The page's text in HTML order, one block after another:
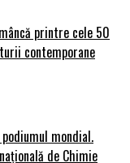
printre cele 50
contemporane
mondial.
de Chimie